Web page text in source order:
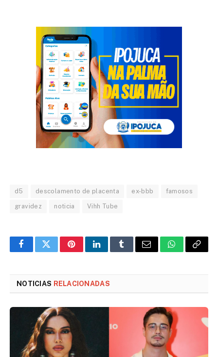
d5 descolamento de placenta ex-bbb famosos
gravidez noticia Vihh Tube
FacebookTwitterPinterestLinkedInTumblrEmail WhatsApp
Copy
NOTICIAS RELACIONADAS